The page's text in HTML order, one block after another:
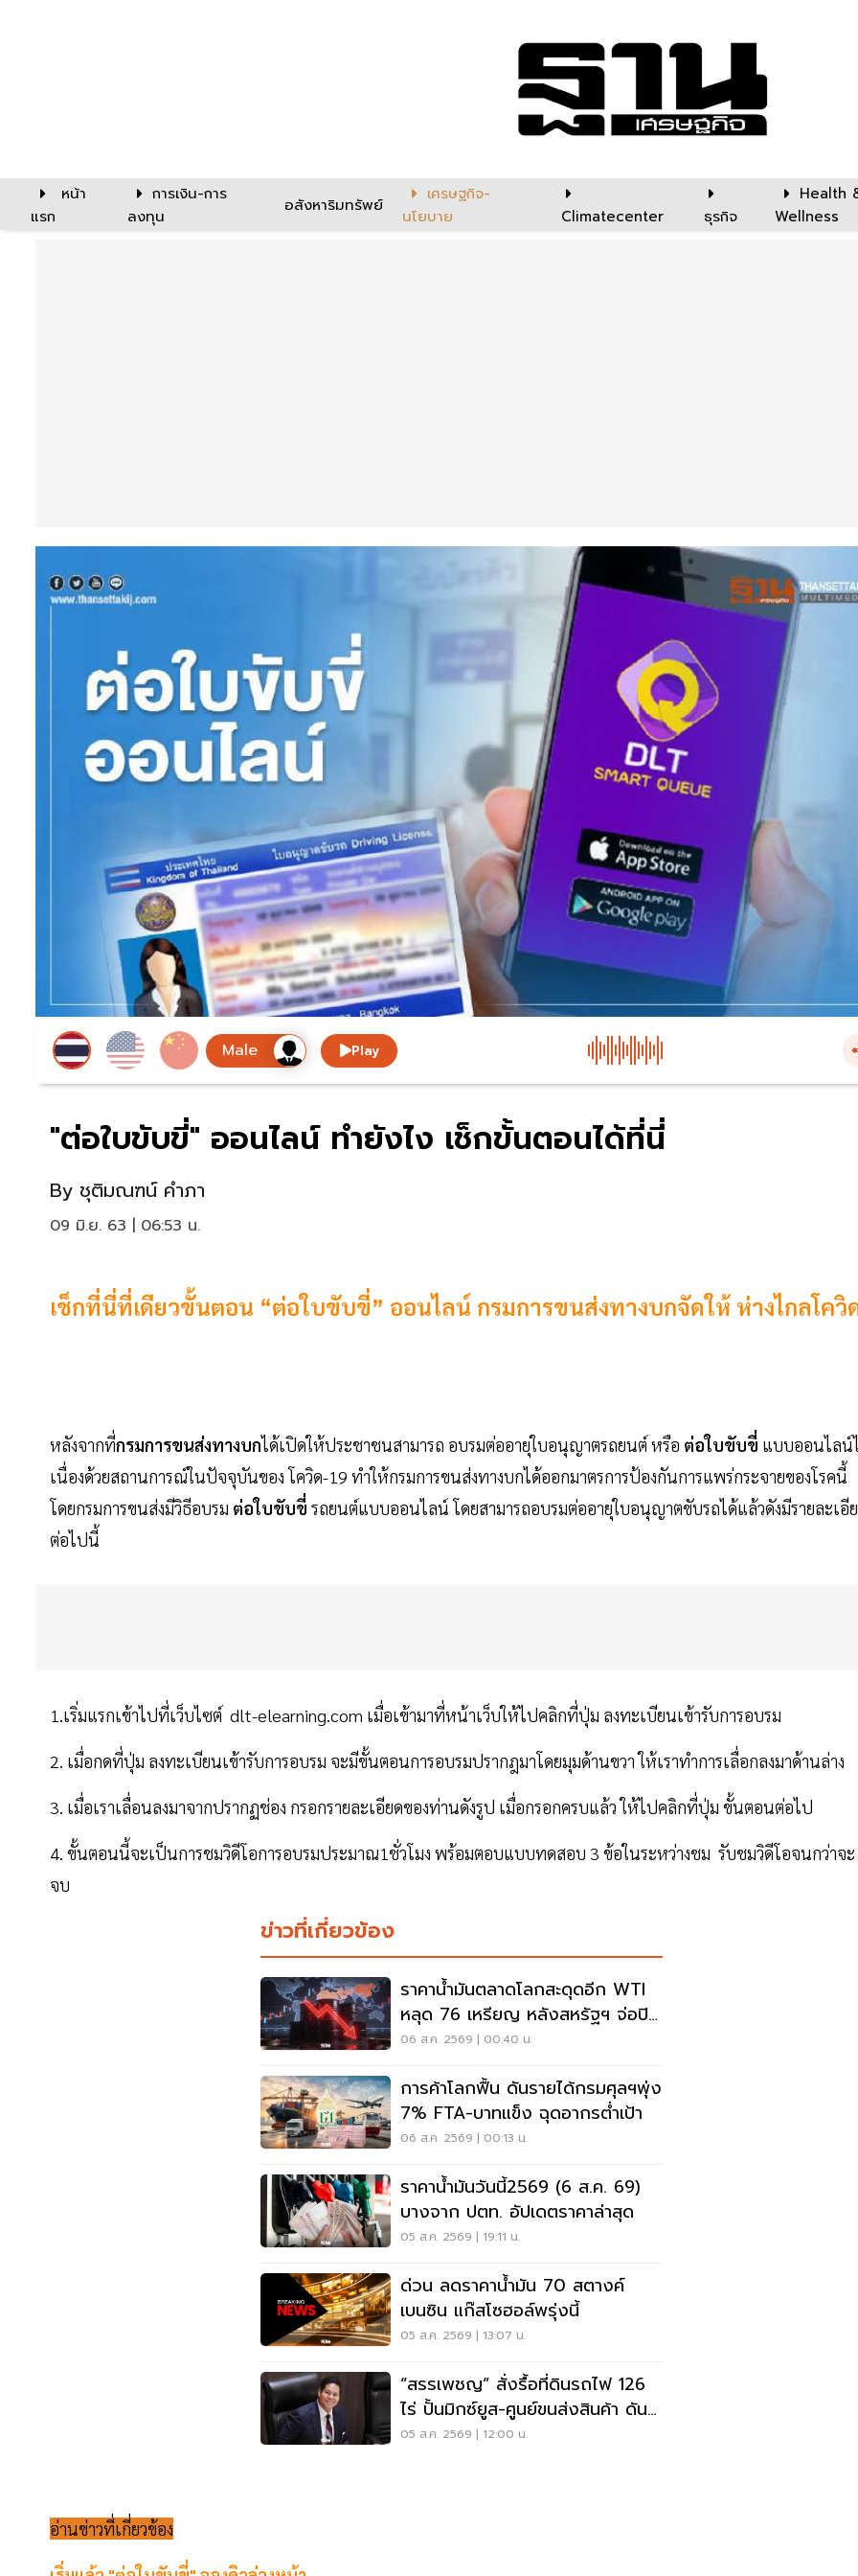
หน้า
แรก
การเงิน-การ
ลงทุน
อสังหาริมทรัพย์
เศรษฐกิจ-
นโยบาย
Climatecenter ธุรกิจ
Health
Wellness
Play
"ต่อใบขับขี่" ออนไลน์ ทำยังไง เช็กขั้นตอนได้ที่นี่
By ชุติมณฑน์ คำภา
09 มิ.ย. 63 | 06:53 น.
เช็กที่นี่ที่เดียวขั้นตอน “ต่อใบขับขี่” ออนไลน์ กรมการขนส่งทางบกจัดให้ ห่างไกลโควิ
หลังจากที่กรมการขนส่งทางบกได้เปิดให้ประชาชนสามารถ อบรมต่ออายุใบอนุญาตรถยนต์ หรือ ต่อใบขับขี่ แบบออนไลน์
เนื่องด้วยสถานการณ์ในปัจจุบันของ โควิด-19 ทำให้กรมการขนส่งทางบกได้ออกมาตรการป้องกันการแพร่กระจายของโรคนี้
โดยกรมการขนส่งมีวิธีอบรม ต่อใบขับขี่ รถยนต์แบบออนไลน์ โดยสามารถอบรมต่ออายุใบอนุญาตขับรถได้แล้วดังมีรายละเอี
ต่อไปนี้
1.เริ่มแรกเข้าไปที่เว็บไซต์ dlt-elearning.com เมื่อเข้ามาที่หน้าเว็บให้ไปคลิกที่ปุ่ม ลงทะเบียนเข้ารับการอบรม
2. เมื่อกดที่ปุ่ม ลงทะเบียนเข้ารับการอบรม จะมีขั้นตอนการอบรมปรากฎมาโดยมุมด้านขวา ให้เราทำการเลื่อกลงมาด้านล่าง
3. เมื่อเราเลื่อนลงมาจากปรากฏช่อง กรอกรายละเอียดของท่านดังรูป เมื่อกรอกครบแล้ว ให้ไปคลิกที่ปุ่ม ขั้นตอนต่อไป
4. ขั้นตอนนี้จะเป็นการชมวิดีโอการอบรมประมาณ1ชั่วโมง พร้อมตอบแบบทดสอบ 3 ข้อในระหว่างชม รับชมวิดีโอจนกว่าจะ
จบ
ข่าวที่เกี่ยวข้อง
ราคาน้ำมันตลาดโลกสะดุดอีก WTI
หลุด 76 เหรียญ หลังสหรัฐฯ จ่อปิด
ดีลอิหร่าน
06 ส.ค. 2569 | 00:40 น.
การค้าโลกฟื้น ดันรายได้กรมศุลฯพุ่ง
7% FTA-บาทแข็ง ฉุดอากรต่ำเป้า
06 ส.ค. 2569 | 00:13 น.
ราคาน้ำมันวันนี้2569 (6 ส.ค. 69)
บางจาก ปตท. อัปเดตราคาล่าสุด
05 ส.ค. 2569 | 19:11 น.
ด่วน ลดราคาน้ำมัน 70 สตางค์
เบนซิน แก๊สโซฮอล์พรุ่งนี้
05 ส.ค. 2569 | 13:07 น.
“สรรเพชญ” สั่งรื้อที่ดินรถไฟ 126
ไร่ ปั้นมิกซ์ยูส-ศูนย์ขนส่งสินค้า ดัน
เศรษฐกิจเมืองกาญจนบุรี
05 ส.ค. 2569 | 12:00 น.
อ่านข่าวที่เกี่ยวข้อง